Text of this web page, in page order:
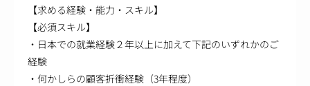
【求める経験・能力・スキル】
【必須スキル】
・日本での就業経験２年以上に加えて下記のいずれかのご
経験
・何かしらの顧客折衝経験（3年程度）